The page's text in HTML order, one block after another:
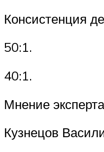
Консистенция
50:1.
40:1.
Мнение эксперта
Кузнецов